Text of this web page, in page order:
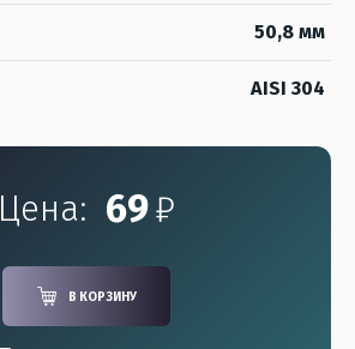
50,8 мм
AISI 304
Цена: 69₽
В КОРЗИНУ